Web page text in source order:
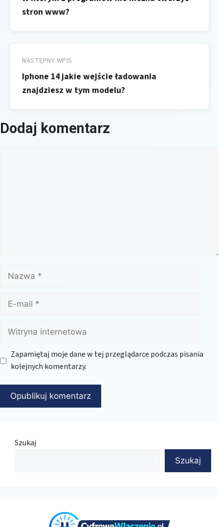
stron www?
NASTĘPNY WPIS
Iphone 14 jakie wejście ładowania
znajdziesz w tym modelu?
Dodaj komentarz
Nazwa
mail
Witryna
internetowa
Zapamiętaj moje dane w tej przeglądarce podczas pisania
kolejnych komentarzy.
Szukaj
Szukaj